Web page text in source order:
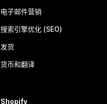
电子邮件营销
搜索引擎优化 (SEO)
发货
货币和翻译
Shopify